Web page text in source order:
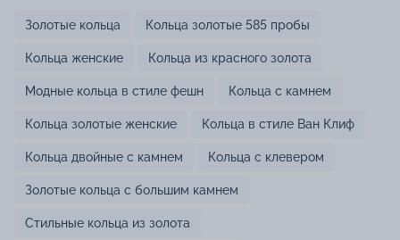
Золотые кольца Кольца золотые 585 пробы
Кольца женские Кольца из красного золота
Модные кольца в стиле фешн Кольца с камнем
Кольца золотые женские Кольца в стиле Ван Клиф
Кольца двойные с камнем Кольца с клевером
Золотые кольца с большим камнем
Стильные кольца из золота